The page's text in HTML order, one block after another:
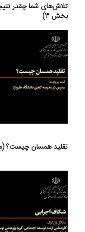
بخش ۳)
تقلید همسان چیست؟ (ماژول ۲-